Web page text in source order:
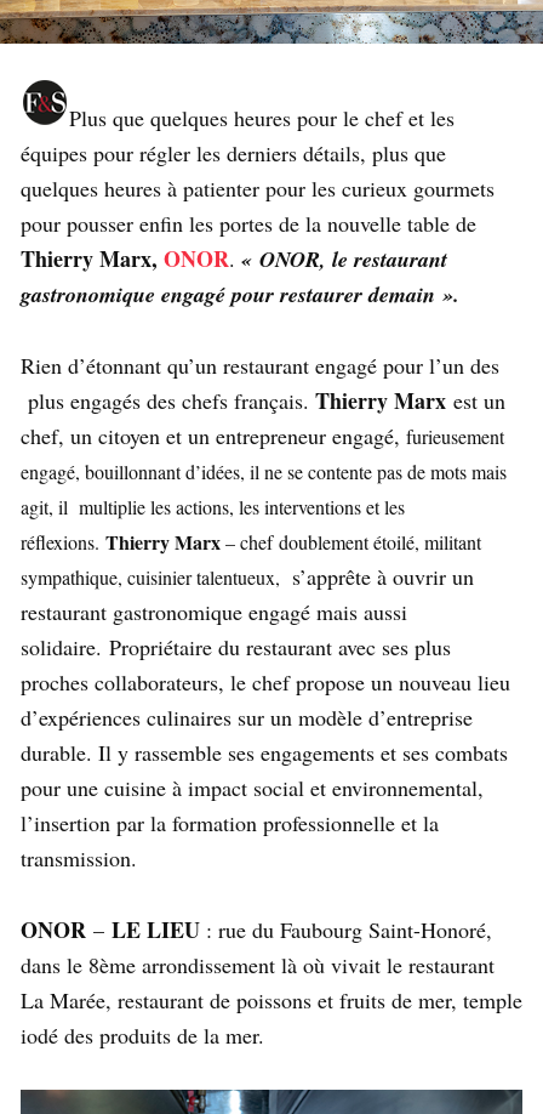
Plus que quelques heures pour le chef et les
équipes pour régler les derniers détails, plus que
quelques heures à patienter pour les curieux gourmets
pour pousser enfin les portes de la nouvelle table de
Thierry Marx, ONOR. « ONOR, le restaurant
gastronomique engagé pour restaurer demain ».
Rien d’étonnant qu’un restaurant engagé pour l’un des
plus engagés des chefs français. Thierry Marx est un
chef, un citoyen et un entrepreneur engagé, furieusement
engagé, bouillonnant d’idées, il ne se contente pas de mots mais
agit, il multiplie les actions, les interventions et les
réflexions. Thierry Marx– chef doublement étoilé, militant
sympathique, cuisinier talentueux, s’apprête à ouvrir un
restaurant gastronomique engagé mais aussi
solidaire. Propriétaire du restaurant avec ses plus
proches collaborateurs, le chef propose un nouveau lieu
d’expériences culinaires sur un modèle d’entreprise
durable. Il y rassemble ses engagements et ses combats
pour une cuisine à impact social et environnemental,
l’insertion par la formation professionnelle et la
transmission.
ONOR – LE LIEU : rue du Faubourg Saint-Honoré,
dans le 8ème arrondissement là où vivait le restaurant
La Marée, restaurant de poissons et fruits de mer, temple
iodé des produits de la mer.